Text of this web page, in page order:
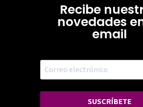
Recibe
novedades
email
SUSCRÍBETE